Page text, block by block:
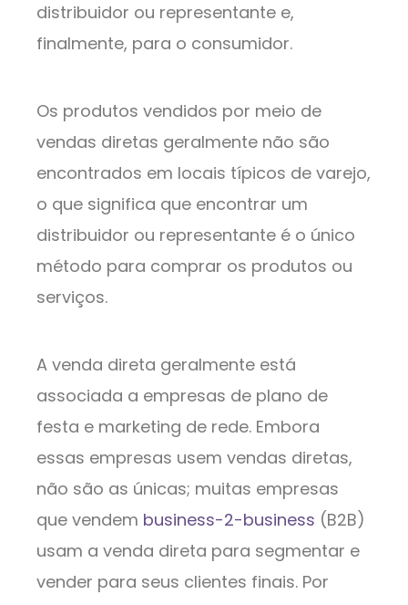
distribuidor ou representante e,
finalmente, para o consumidor.
Os produtos vendidos por meio de
vendas diretas geralmente não são
encontrados em locais típicos de varejo,
o que significa que encontrar um
distribuidor ou representante é o único
método para comprar os produtos ou
serviços.
A venda direta geralmente está
associada a empresas de plano de
festa e marketing de rede. Embora
essas empresas usem vendas diretas,
não são as únicas; muitas empresas
que vendem business-2-business (B2B)
usam a venda direta para segmentar e
vender para seus clientes finais. Por